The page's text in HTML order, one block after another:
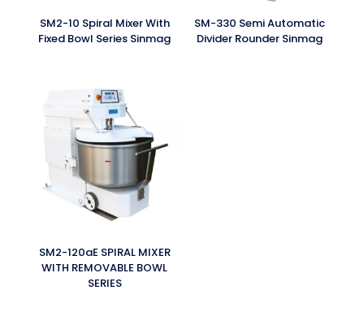
SM2-10 Spiral Mixer With
Fixed Bowl Series Sinmag
SM-330 Semi Automatic
Divider Rounder Sinmag
SM2-120aE SPIRAL MIXER
WITH REMOVABLE BOWL
SERIES